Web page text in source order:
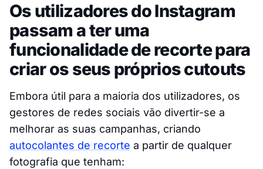
Os utilizadores do Instagram
passam a ter uma
funcionalidade de recorte para
criar os seus próprios cutouts
Embora útil para a maioria dos utilizadores, os
gestores de redes sociais vão divertir-se a
melhorar as suas campanhas, criando
autocolantes de recorte a partir de qualquer
fotografia que tenham: